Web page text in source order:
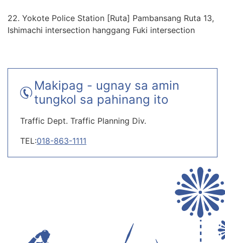
22. Yokote Police Station [Ruta] Pambansang Ruta 13,
Ishimachi intersection hanggang Fuki intersection
Makipag - ugnay sa amin
tungkol sa pahinang ito
Traffic Dept. Traffic Planning Div.
TEL:018-863-1111